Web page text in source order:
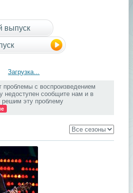
выпуск
Загрузка...
проблемы с воспроизведением
недоступен сообщите нам и в
решим эту проблему